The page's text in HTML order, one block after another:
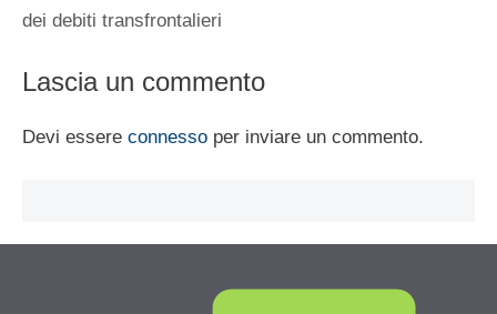
dei debiti transfrontalieri
Lascia un commento
Devi essere connesso per inviare un commento.